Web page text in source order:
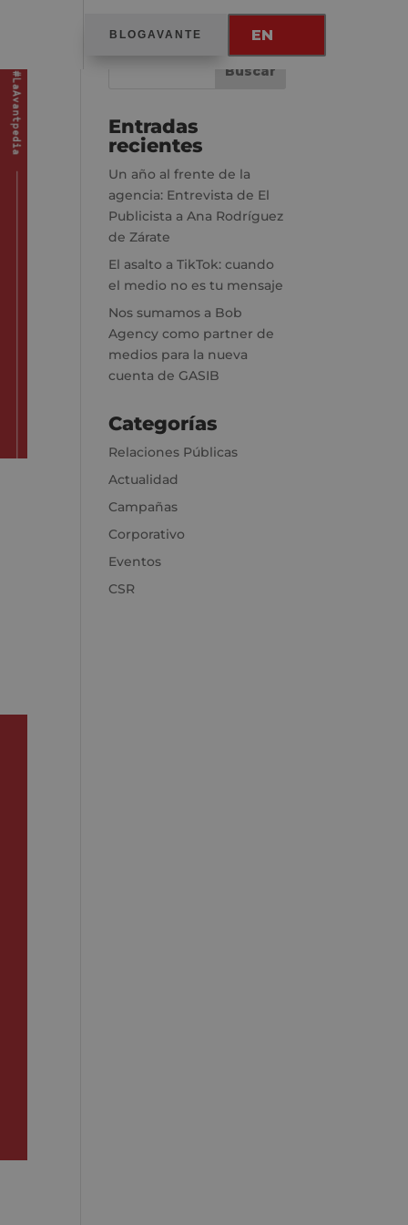
BLOGAVANTE EN
Entradas
recientes
Un año al frente de la
agencia: Entrevista de El
Publicista a Ana Rodríguez
de Zárate
El asalto a TikTok: cuando
el medio no es tu mensaje
Nos sumamos a Bob
Agency como partner de
medios para la nueva
cuenta de GASIB
Categorías
Relaciones Públicas
Actualidad
Campañas
Corporativo
Eventos
CSR